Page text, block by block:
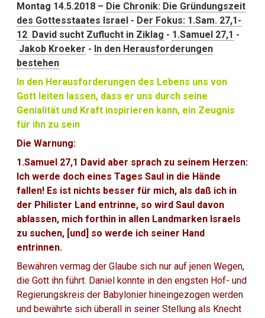
Montag 14.5.2018 – Die Chronik: Die Gründungszeit
des Gottesstaates Israel - Der Fokus: 1.Sam. 27,1-
12 David sucht Zuflucht in Ziklag - 1.Samuel 27,1 -
Jakob Kroeker - In den Herausforderungen
bestehen
In den Herausforderungen des Lebens uns von
Gott leiten lassen, dass er uns durch seine
Genialität und Kraft inspirieren kann, ein Zeugnis
für ihn zu sein
Die Warnung:
1.Samuel 27,1 David aber sprach zu seinem Herzen:
Ich werde doch eines Tages Saul in die Hände
fallen! Es ist nichts besser für mich, als daß ich in
der Philister Land entrinne, so wird Saul davon
ablassen, mich forthin in allen Landmarken Israels
zu suchen, [und] so werde ich seiner Hand
entrinnen.
Bewähren vermag der Glaube sich nur auf jenen Wegen,
die Gott ihn führt. Daniel konnte in den engsten Hof- und
Regierungskreis der Babylonier hineingezogen werden
und bewährte sich überall in seiner Stellung als Knecht